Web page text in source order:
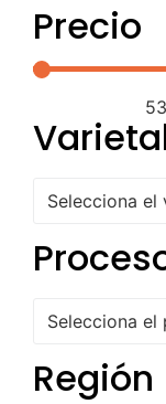
Precio
Selecciona el
Selecciona el
Región